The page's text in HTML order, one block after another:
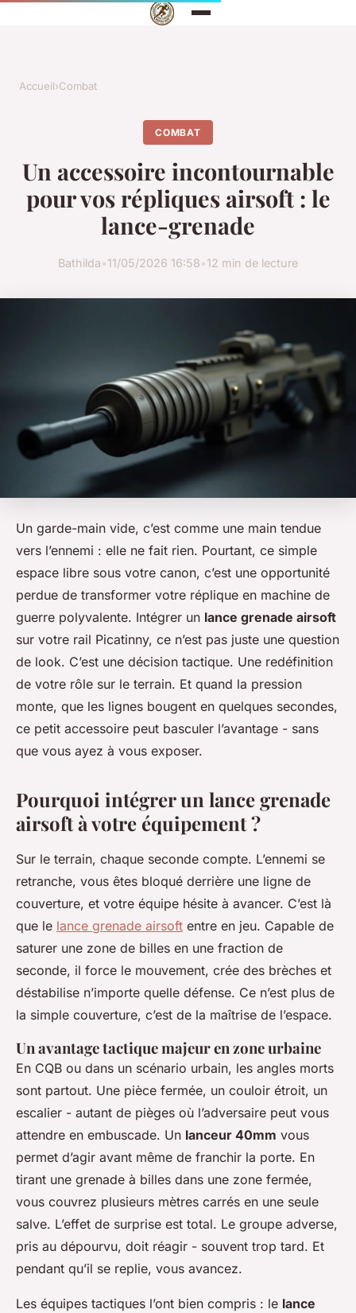
Accueil›Combat
COMBAT
Un accessoire incontournable
pour vos répliques airsoft : le
lance-grenade
Bathilda•11/05/2026 16:58•12 min de lecture
Un garde-main vide, c’est comme une main tendue
vers l’ennemi : elle ne fait rien. Pourtant, ce simple
espace libre sous votre canon, c’est une opportunité
perdue de transformer votre réplique en machine de
guerre polyvalente. Intégrer un lance grenade airsoft
sur votre rail Picatinny, ce n’est pas juste une question
de look. C’est une décision tactique. Une redéfinition
de votre rôle sur le terrain. Et quand la pression
monte, que les lignes bougent en quelques secondes,
ce petit accessoire peut basculer l’avantage - sans
que vous ayez à vous exposer.
Pourquoi intégrer un lance grenade
airsoft à votre équipement ?
Sur le terrain, chaque seconde compte. L’ennemi se
retranche, vous êtes bloqué derrière une ligne de
couverture, et votre équipe hésite à avancer. C’est là
que le lance grenade airsoft entre en jeu. Capable de
saturer une zone de billes en une fraction de
seconde, il force le mouvement, crée des brèches et
déstabilise n’importe quelle défense. Ce n’est plus de
la simple couverture, c’est de la maîtrise de l’espace.
Un avantage tactique majeur en zone urbaine
En CQB ou dans un scénario urbain, les angles morts
sont partout. Une pièce fermée, un couloir étroit, un
escalier - autant de pièges où l’adversaire peut vous
attendre en embuscade. Un lanceur 40mm vous
permet d’agir avant même de franchir la porte. En
tirant une grenade à billes dans une zone fermée,
vous couvrez plusieurs mètres carrés en une seule
salve. L’effet de surprise est total. Le groupe adverse,
pris au dépourvu, doit réagir - souvent trop tard. Et
pendant qu’il se replie, vous avancez.
Les équipes tactiques l’ont bien compris : le lance